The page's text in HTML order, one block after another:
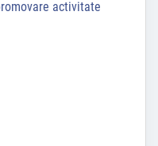
activitate